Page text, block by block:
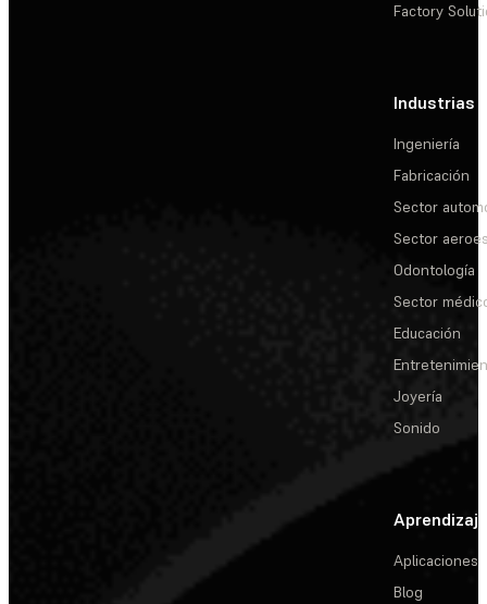
Factory
Industrias
Ingeniería
Fabricación
Sector
Sector
Odontología
Sector
Educación
Joyería
Sonido
Aprendizaje
Aplicaciones
Blog